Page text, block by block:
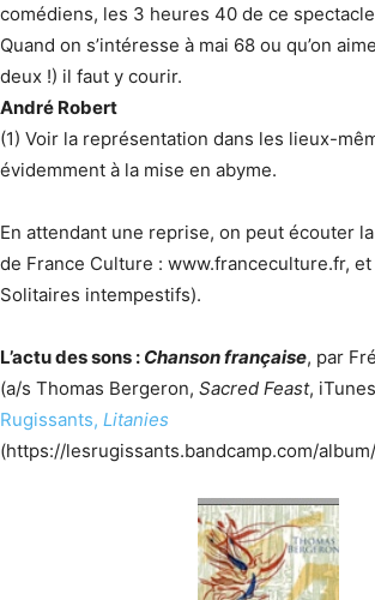
comédiens, les 3 heures 40 de ce
Quand on s’intéresse à mai 68 ou qu’on
deux !) il faut y courir.
André Robert
(1) Voir la représentation dans les lieux-
évidemment à la mise en abyme.
En attendant une reprise, on peut écouter
de France Culture : www.franceculture.fr,
Solitaires intempestifs).
L’actu des sons : Chanson française, par
(a/s Thomas Bergeron, Sacred Feast,
Rugissants, Litanies
(https://lesrugissants.bandcamp.com/